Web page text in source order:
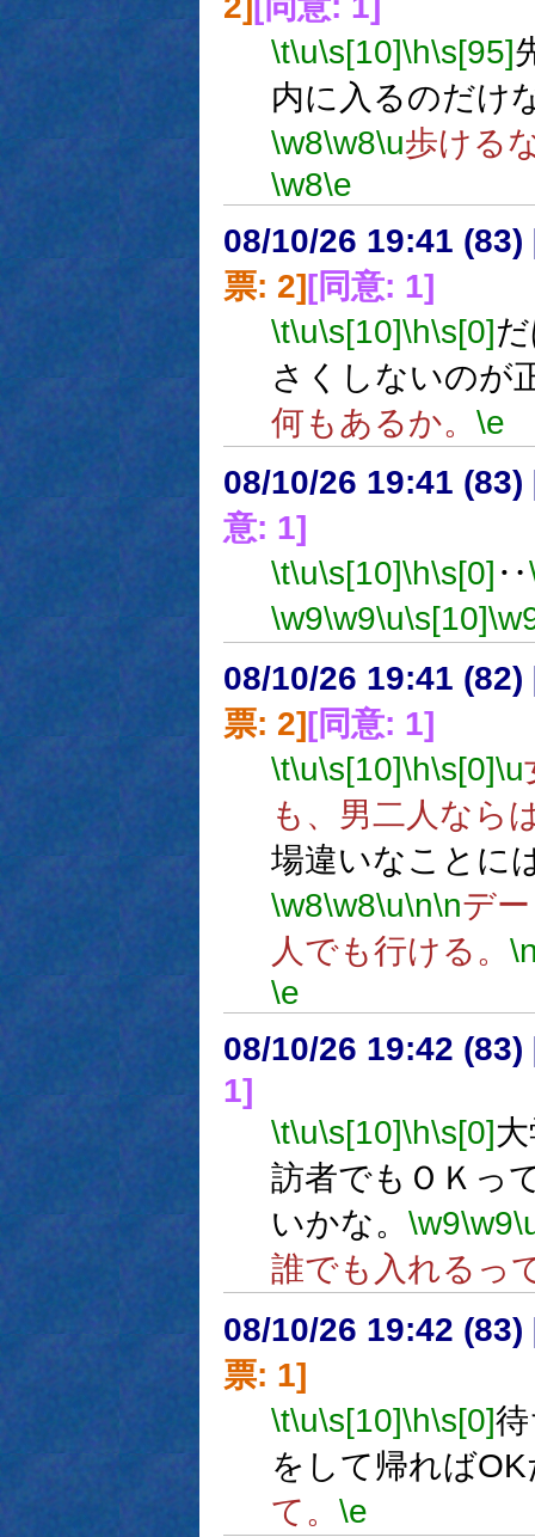
\t\u\s[10]\h\s[95]
内に入るのだけ
\w8\w8\u歩ける
\w8\e
08/10/26 19:41 (83)
票: 2][同意: 1]
\t\u\s[10]\h\s[0]
さくしないのが
何もあるか。 \e
08/10/26 19:41 (83)
意: 1]
\t\u\s[10]\h\s[0] ‥
\w9\w9\u\s[10]
08/10/26 19:41 (82)
票: 2][同意: 1]
\t\u\s[10]\h\s[0]\u
も、男二人なら
場違いなことに
\w8\w8\u\n\nデ
人でも行ける。
\e
08/10/26 19:42 (83)
1]
\t\u\s[10]\h\s[0]
訪者でもＯＫっ
いかな。 \w9\w9
誰でも入れるっ
08/10/26 19:42 (83)
票: 1]
\t\u\s[10]\h\s[0]
をして帰れば
て。 \e